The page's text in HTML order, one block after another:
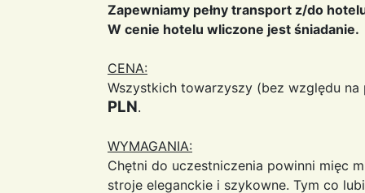
Zapewniamy pełny transport z/do
W cenie hotelu wliczone jest śniadanie.
CENA:
Wszystkich towarzyszy (bez względu
PLN.
WYMAGANIA:
Chętni do uczestniczenia powinni mięc
stroje eleganckie i szykowne. Tym co